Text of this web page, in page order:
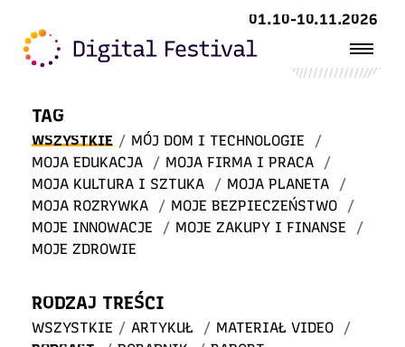
01.10-10.11.2026
w STREFIE WIEDZY
TAG
WSZYSTKIE / MÓJ DOM I TECHNOLOGIE
/
MOJA EDUKACJA
/ MOJA FIRMA I PRACA
/
MOJA KULTURA I SZTUKA
/ MOJA PLANETA
/
MOJA ROZRYWKA
/ MOJE BEZPIECZEŃSTWO
/
MOJE INNOWACJE
/ MOJE ZAKUPY I FINANSE
/
MOJE ZDROWIE
RODZAJ TREŚCI
WSZYSTKIE / ARTYKUŁ / MATERIAŁ VIDEO
/